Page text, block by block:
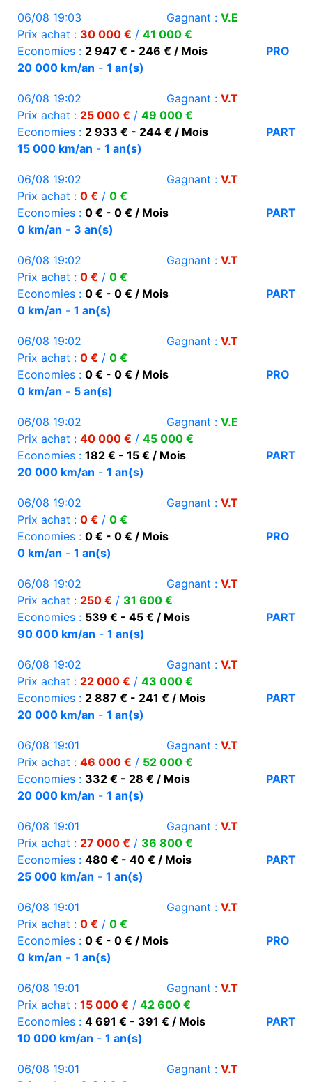
06/08 19:03 Gagnant : V.E
Prix achat : 30 000 € / 41 000 €
Economies : 2 947 € - 246 € / Mois
PRO
20 000 km/an - 1 an(s)
06/08 19:02 Gagnant : V.T
Prix achat : 25 000 € / 49 000 €
Economies : 2 933 € - 244 € / Mois
PART
15 000 km/an - 1 an(s)
06/08 19:02 Gagnant : V.T
Prix achat : 0 € / 0 €
Economies : 0 € - 0 € / Mois
PART
0 km/an - 3 an(s)
06/08 19:02 Gagnant : V.T
Prix achat : 0 € / 0 €
Economies : 0 € - 0 € / Mois
PART
0 km/an - 1 an(s)
06/08 19:02 Gagnant : V.T
Prix achat : 0 € / 0 €
Economies : 0 € - 0 € / Mois
PRO
0 km/an - 5 an(s)
06/08 19:02 Gagnant : V.E
Prix achat : 40 000 € / 45 000 €
Economies : 182 € - 15 € / Mois
PART
20 000 km/an - 1 an(s)
06/08 19:02 Gagnant : V.T
Prix achat : 0 € / 0 €
Economies : 0 € - 0 € / Mois
PRO
0 km/an - 1 an(s)
06/08 19:02 Gagnant : V.T
Prix achat : 250 € / 31 600 €
Economies : 539 € - 45 € / Mois
PART
90 000 km/an - 1 an(s)
06/08 19:02 Gagnant : V.T
Prix achat : 22 000 € / 43 000 €
Economies : 2 887 € - 241 € / Mois
PART
20 000 km/an - 1 an(s)
06/08 19:01 Gagnant : V.T
Prix achat : 46 000 € / 52 000 €
Economies : 332 € - 28 € / Mois
PART
20 000 km/an - 1 an(s)
06/08 19:01 Gagnant : V.T
Prix achat : 27 000 € / 36 800 €
Economies : 480 € - 40 € / Mois
PART
25 000 km/an - 1 an(s)
06/08 19:01 Gagnant : V.T
Prix achat : 0 € / 0 €
Economies : 0 € - 0 € / Mois
PRO
0 km/an - 1 an(s)
06/08 19:01 Gagnant : V.T
Prix achat : 15 000 € / 42 600 €
Economies : 4 691 € - 391 € / Mois
PART
10 000 km/an - 1 an(s)
06/08 19:01 Gagnant : V.T